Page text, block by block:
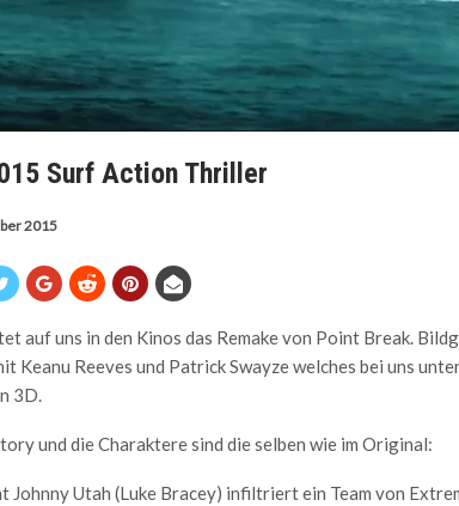
Surf Action Thriller
2015
auf uns in den Kinos das Remake von Point Break.
Keanu Reeves und Patrick Swayze welches bei uns
3D.
und die Charaktere sind die selben wie im Original:
Johnny Utah (Luke Bracey) infiltriert ein Team von